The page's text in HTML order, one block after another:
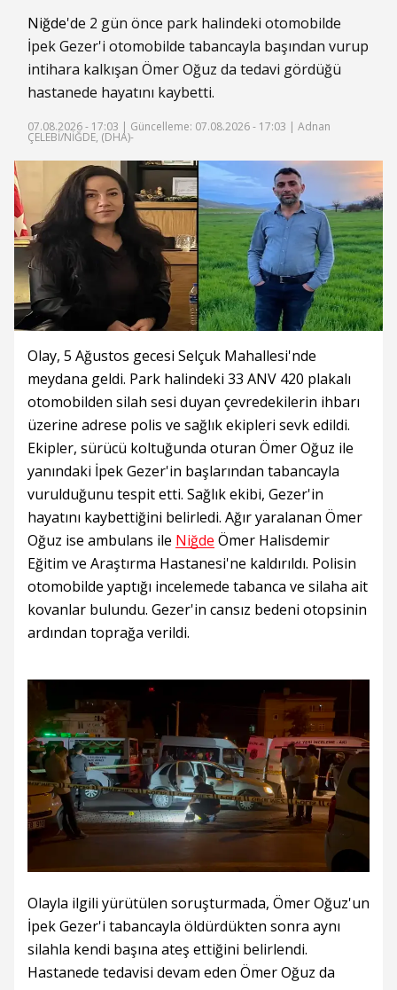
Niğde'de 2 gün önce park halindeki otomobilde
İpek Gezer'i otomobilde tabancayla başından vurup
intihara kalkışan Ömer Oğuz da tedavi gördüğü
hastanede hayatını kaybetti.
07.08.2026 - 17:03 | Güncelleme: 07.08.2026 - 17:03 | Adnan
ÇELEBİ/NİĞDE, (DHA)-
Olay, 5 Ağustos gecesi Selçuk Mahallesi'nde
meydana geldi. Park halindeki 33 ANV 420 plakalı
otomobilden silah sesi duyan çevredekilerin ihbarı
üzerine adrese polis ve sağlık ekipleri sevk edildi.
Ekipler, sürücü koltuğunda oturan Ömer Oğuz ile
yanındaki İpek Gezer'in başlarından tabancayla
vurulduğunu tespit etti. Sağlık ekibi, Gezer'in
hayatını kaybettiğini belirledi. Ağır yaralanan Ömer
Oğuz ise ambulans ile Niğde Ömer Halisdemir
Eğitim ve Araştırma Hastanesi'ne kaldırıldı. Polisin
otomobilde yaptığı incelemede tabanca ve silaha ait
kovanlar bulundu. Gezer'in cansız bedeni otopsinin
ardından toprağa verildi.
Olayla ilgili yürütülen soruşturmada, Ömer Oğuz'un
İpek Gezer'i tabancayla öldürdükten sonra aynı
silahla kendi başına ateş ettiğini belirlendi.
Hastanede tedavisi devam eden Ömer Oğuz da